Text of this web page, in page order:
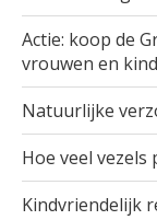
Actie: koop de
vrouwen en
Natuurlijke
Hoe veel vezels
Kindvriendelijk